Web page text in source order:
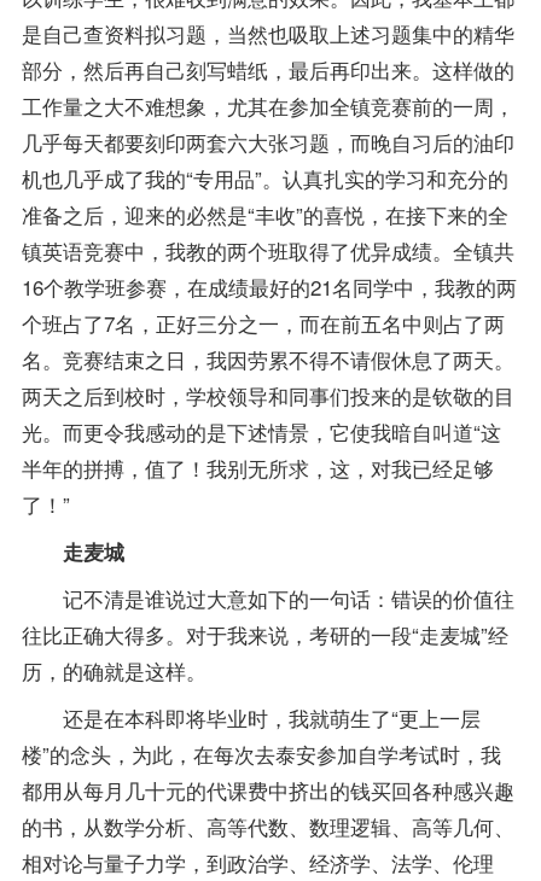
是自己查资料拟习题，当然也吸取上述习题集中的精华
部分，然后再自己刻写蜡纸，最后再印出来。这样做的
工作量之大不难想象，尤其在参加全镇竞赛前的一周，
几乎每天都要刻印两套六大张习题，而晚自习后的油印
机也几乎成了我的“专用品”。认真扎实的学习和充分的
准备之后，迎来的必然是“丰收”的喜悦，在接下来的全
镇英语竞赛中，我教的两个班取得了优异成绩。全镇共
16个教学班参赛，在成绩最好的21名同学中，我教的两
个班占了7名，正好三分之一，而在前五名中则占了两
名。竞赛结束之日，我因劳累不得不请假休息了两天。
两天之后到校时，学校领导和同事们投来的是钦敬的目
光。而更令我感动的是下述情景，它使我暗自叫道“这
半年的拼搏，值了！我别无所求，这，对我已经足够
了！”
走麦城
记不清是谁说过大意如下的一句话：错误的价值往
往比正确大得多。对于我来说，考研的一段“走麦城”经
历，的确就是这样。
还是在本科即将毕业时，我就萌生了“更上一层
楼”的念头，为此，在每次去泰安参加自学考试时，我
都用从每月几十元的代课费中挤出的钱买回各种感兴趣
的书，从数学分析、高等代数、数理逻辑、高等几何、
相对论与量子力学，到政治学、经济学、法学、伦理